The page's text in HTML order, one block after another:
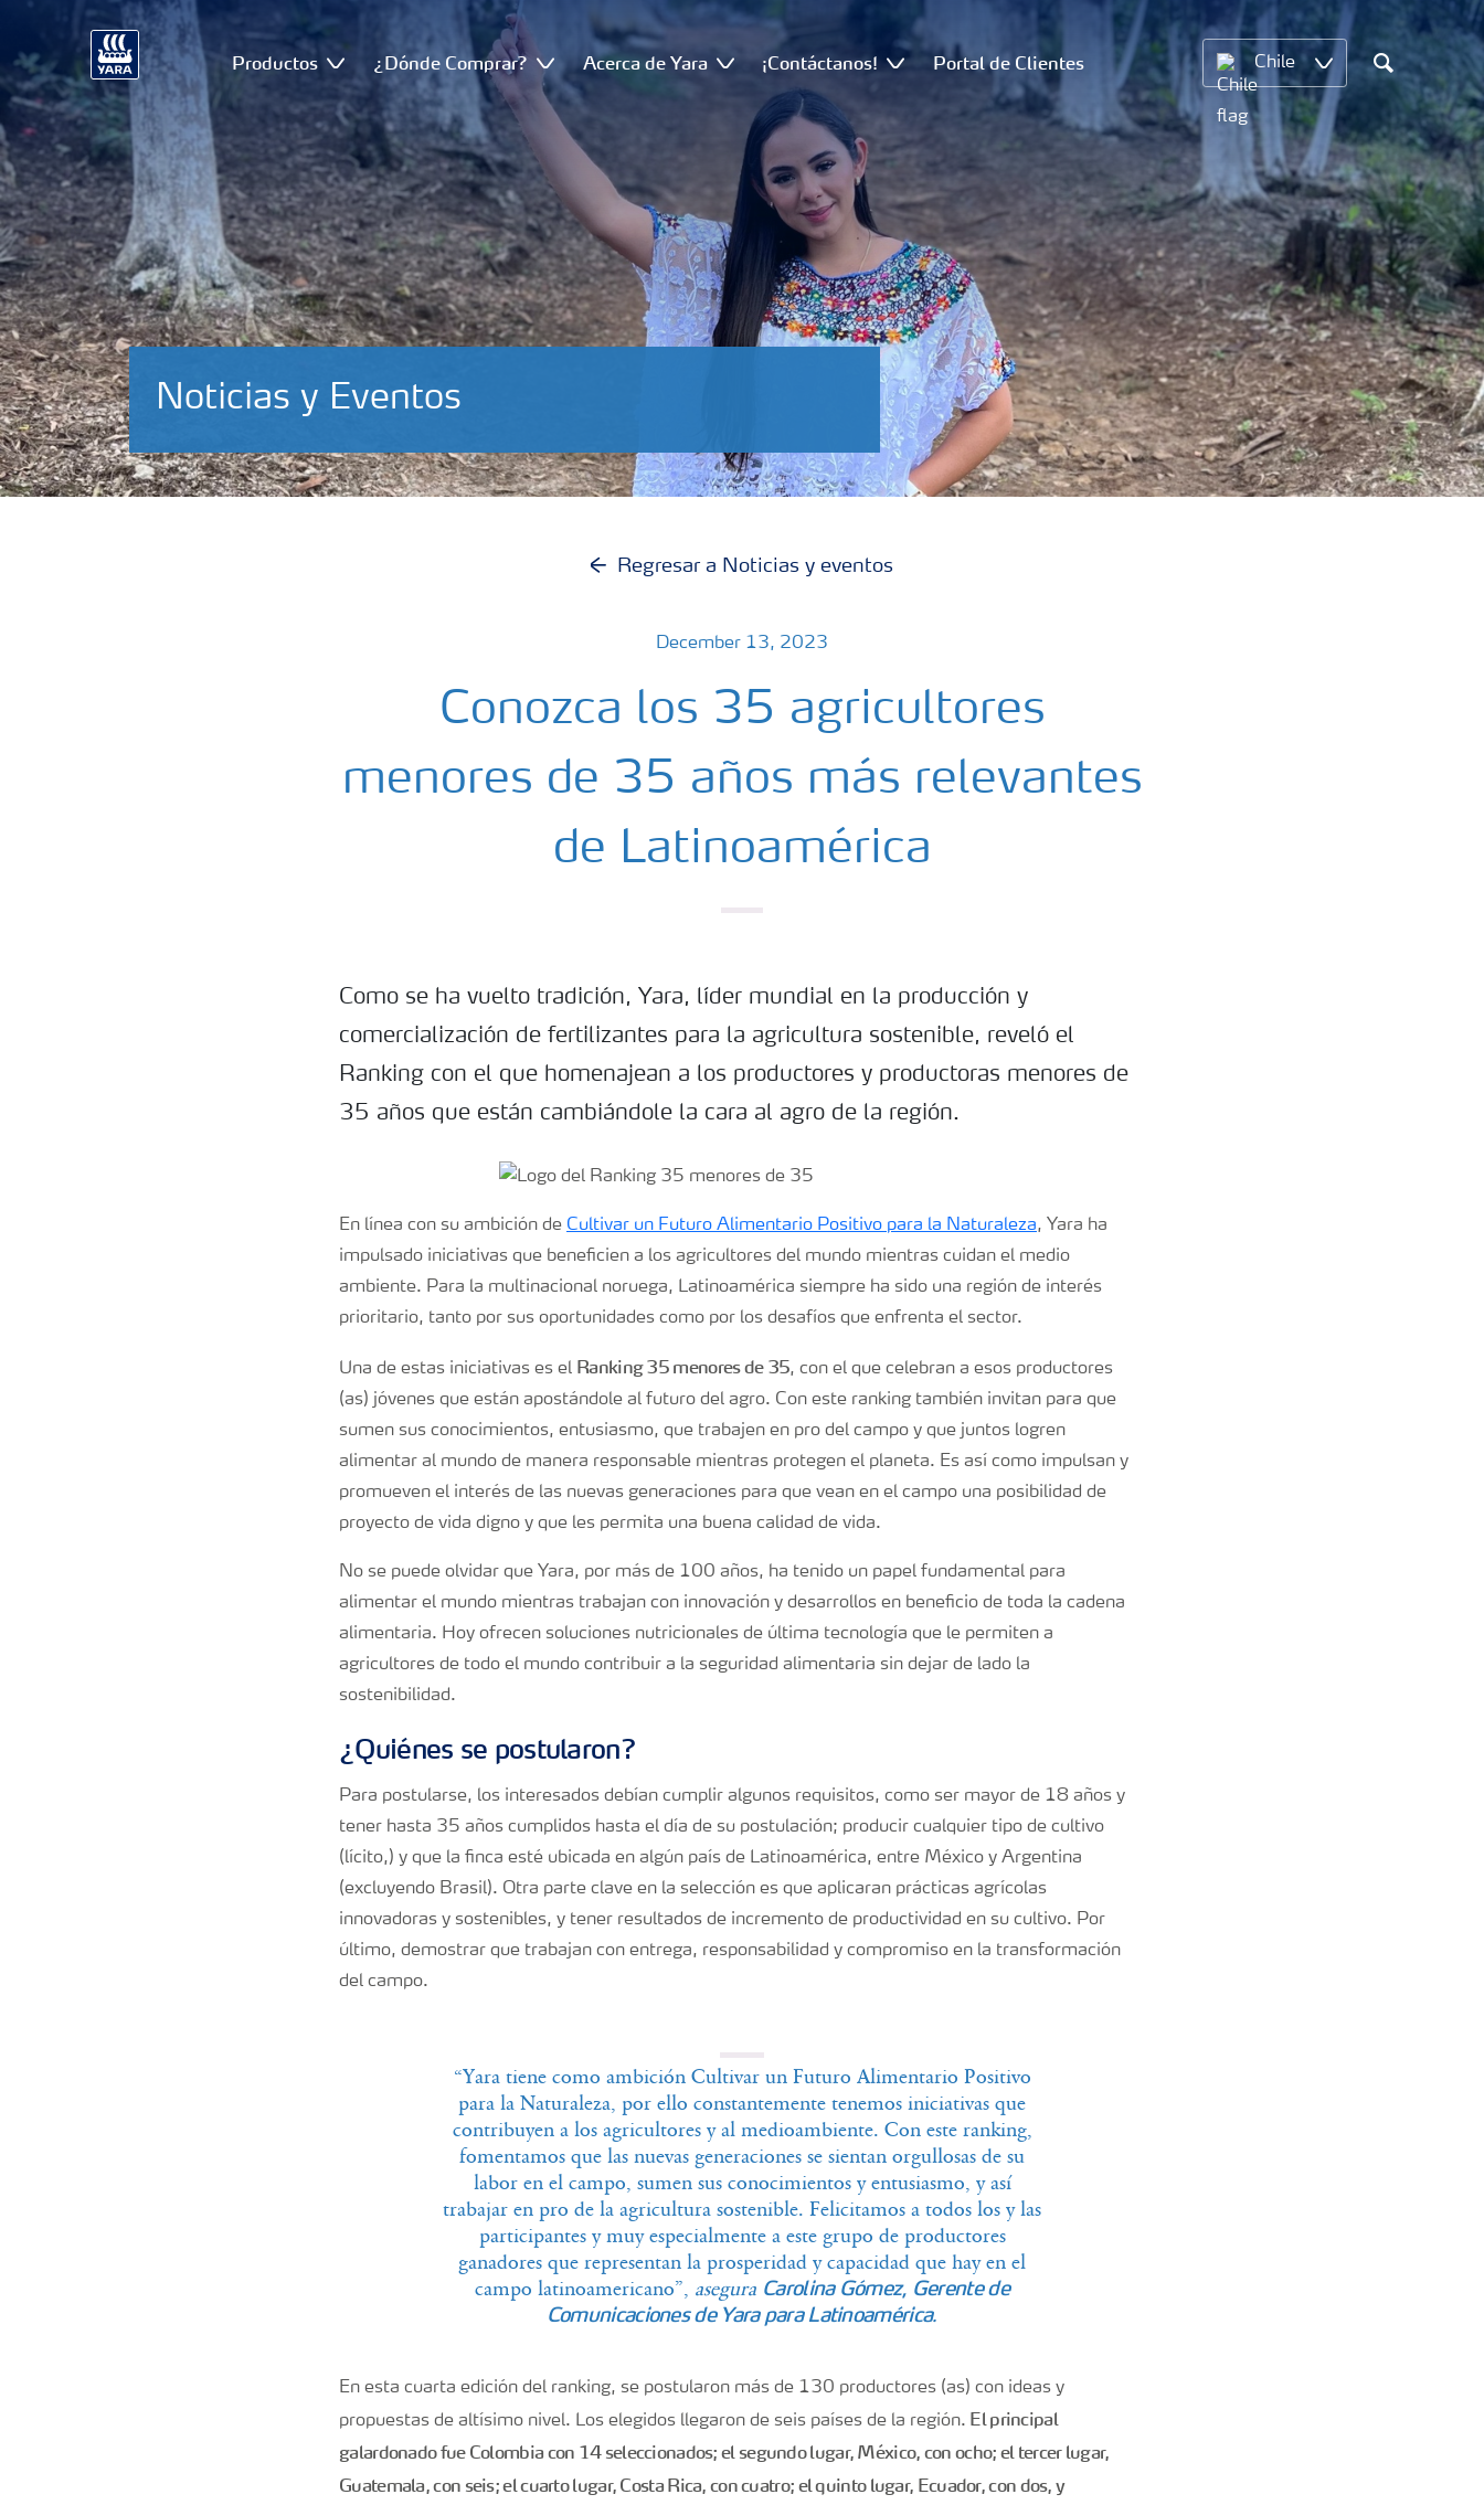
Productos ¿Dónde Comprar? Acerca de Yara ¡Contáctanos! Portal de Clientes Chile
Search
Noticias y Eventos
Regresar a Noticias y eventos
December 13, 2023
Conozca los 35 agricultores
menores de 35 años más relevantes
de Latinoamérica
Como se ha vuelto tradición, Yara, líder mundial en la producción y
comercialización de fertilizantes para la agricultura sostenible, reveló el
Ranking con el que homenajean a los productores y productoras menores de
35 años que están cambiándole la cara al agro de la región.
En línea con su ambición de Cultivar un Futuro Alimentario Positivo para la Naturaleza, Yara ha
impulsado iniciativas que beneficien a los agricultores del mundo mientras cuidan el medio
ambiente. Para la multinacional noruega, Latinoamérica siempre ha sido una región de interés
prioritario, tanto por sus oportunidades como por los desafíos que enfrenta el sector.
Una de estas iniciativas es el Ranking 35 menores de 35, con el que celebran a esos productores
(as) jóvenes que están apostándole al futuro del agro. Con este ranking también invitan para que
sumen sus conocimientos, entusiasmo, que trabajen en pro del campo y que juntos logren
alimentar al mundo de manera responsable mientras protegen el planeta. Es así como impulsan y
promueven el interés de las nuevas generaciones para que vean en el campo una posibilidad de
proyecto de vida digno y que les permita una buena calidad de vida.
No se puede olvidar que Yara, por más de 100 años, ha tenido un papel fundamental para
alimentar el mundo mientras trabajan con innovación y desarrollos en beneficio de toda la cadena
alimentaria. Hoy ofrecen soluciones nutricionales de última tecnología que le permiten a
agricultores de todo el mundo contribuir a la seguridad alimentaria sin dejar de lado la
sostenibilidad.
¿Quiénes se postularon?
Para postularse, los interesados debían cumplir algunos requisitos, como ser mayor de 18 años y
tener hasta 35 años cumplidos hasta el día de su postulación; producir cualquier tipo de cultivo
(lícito,) y que la finca esté ubicada en algún país de Latinoamérica, entre México y Argentina
(excluyendo Brasil). Otra parte clave en la selección es que aplicaran prácticas agrícolas
innovadoras y sostenibles, y tener resultados de incremento de productividad en su cultivo. Por
último, demostrar que trabajan con entrega, responsabilidad y compromiso en la transformación
del campo.
“Yara tiene como ambición Cultivar un Futuro Alimentario Positivo
para la Naturaleza, por ello constantemente tenemos iniciativas que
contribuyen a los agricultores y al medioambiente. Con este ranking,
fomentamos que las nuevas generaciones se sientan orgullosas de su
labor en el campo, sumen sus conocimientos y entusiasmo, y así
trabajar en pro de la agricultura sostenible. Felicitamos a todos los y las
participantes y muy especialmente a este grupo de productores
ganadores que representan la prosperidad y capacidad que hay en el
campo latinoamericano”, asegura Carolina Gómez, Gerente de
Comunicaciones de Yara para Latinoamérica.
En esta cuarta edición del ranking, se postularon más de 130 productores (as) con ideas y
propuestas de altísimo nivel. Los elegidos llegaron de seis países de la región. El principal
galardonado fue Colombia con 14 seleccionados; el segundo lugar, México, con ocho; el tercer lugar,
Guatemala, con seis; el cuarto lugar, Costa Rica, con cuatro; el quinto lugar, Ecuador, con dos, y